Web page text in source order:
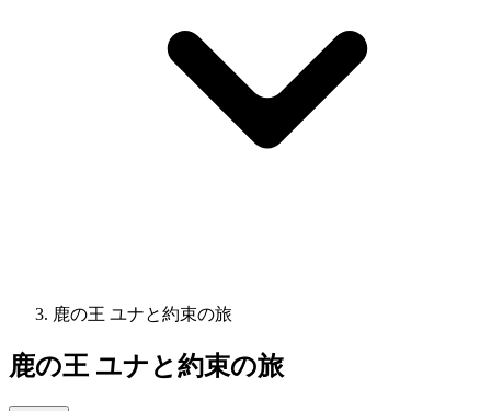
鹿の王 ユナと約束の旅
鹿の王 ユナと約束の旅